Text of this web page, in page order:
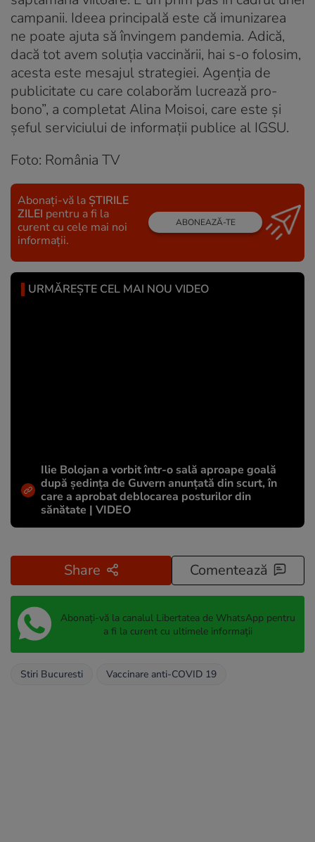
campanii. Ideea principală este că imunizarea
ne poate ajuta să învingem pandemia. Adică,
dacă tot avem soluția vaccinării, hai s-o folosim,
acesta este mesajul strategiei. Agenția de
publicitate cu care colaborăm lucrează pro-
bono”, a completat Alina Moisoi, care este și
șeful serviciului de informații publice al IGSU.
Foto: România TV
Abonați-vă la ȘTIRILE
ZILEI pentru a fi la
curent cu cele mai noi
informații.
ABONEAZĂ-TE
URMĂREȘTE CEL MAI NOU VIDEO
Ilie Bolojan a vorbit într-o sală aproape goală
după ședința de Guvern anunțată din scurt, în
care a aprobat deblocarea posturilor din
sănătate | VIDEO
Share Comentează
Abonați-vă la canalul Libertatea de WhatsApp pentru
a fi la curent cu ultimele informații
Stiri Bucuresti Vaccinare anti-COVID 19